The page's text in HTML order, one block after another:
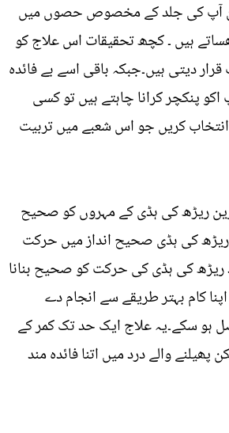
آپ کی جلد کے مخصوص حصوں میں
ہیں ۔ کچھ تحقیقات اس علاج کو
قرار دیتی ہیں۔جبکہ باقی اسے بے فائدہ
اکو پنکچر کرانا چاہتے ہیں تو کسی
انتخاب کریں جو اس شعبے میں تربیت
ریڑھ کی ہڈی کے مہروں کو صحیح
ریڑھ کی ہڈی صحیح انداز میں حرکت
کی ہڈی کی حرکت کو صحیح بنانا
کام بہتر طریقے سے انجام دے
ہو سکے۔یہ علاج ایک حد تک کمر کے
پھیلنے والے درد میں اتنا فائدہ مند